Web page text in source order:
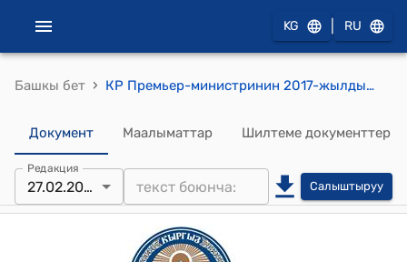
KG RU
Башкы бет › КР Премьер-министринин 2017-жылдын 27-февралындагы № 153 (Кыргыз Республикасынын ѳкмѳтγнγн резервдик фондунан акча каражаттар бѳлγγ жѳнγндѳ) буйругу
Документ Маалыматтар Шилтеме документтер
Редакция
27.02.2017 Салыштыруу